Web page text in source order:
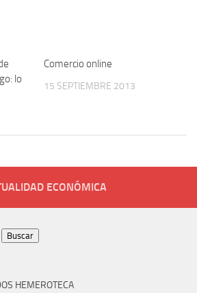
lo
Comercio online
15 SEPTIEMBRE 2013
ECONÓMICA
Buscar
HEMEROTECA